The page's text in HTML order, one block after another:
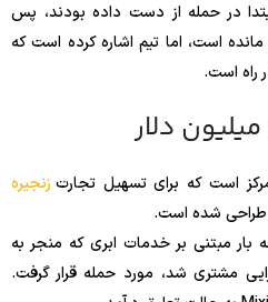
در حمله از دست داده بودند، پس
مانده است، اما تیم اشاره کرده است که
راه است.
زنجیره
طراحی شده است.
فاجعه بار مبتنی بر خدمات ابری که منجر به
دلار دارایی مشتری شد، مورد حمله قرار گرفت.